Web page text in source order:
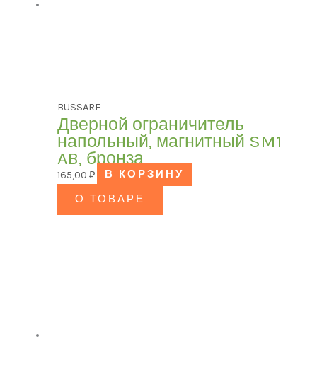
BUSSARE
Дверной ограничитель
напольный, магнитный SM1
AB, бронза
165,00 ₽
В КОРЗИНУ
О ТОВАРЕ